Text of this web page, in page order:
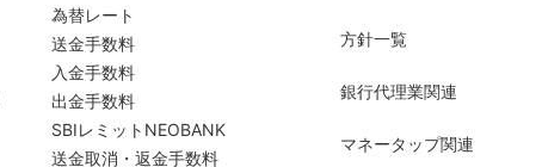
為替レート
送金手数料
入金手数料
出金手数料
SBIレミットNEOBANK
送金取消・返金手数料
方針一覧
銀行代理業関連
マネータップ関連